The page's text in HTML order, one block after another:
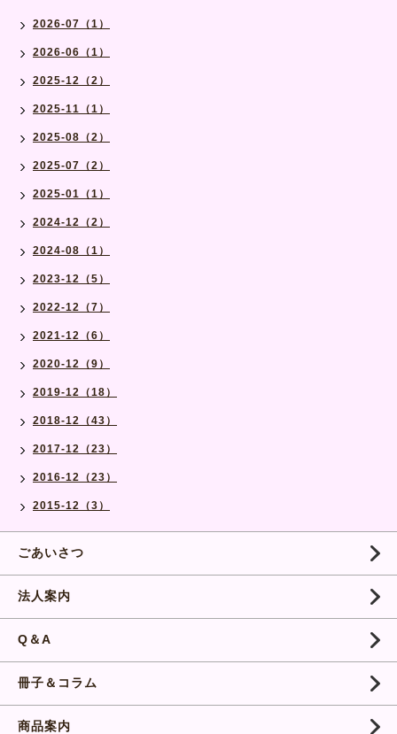
2026-07（1）
2026-06（1）
2025-12（2）
2025-11（1）
2025-08（2）
2025-07（2）
2025-01（1）
2024-12（2）
2024-08（1）
2023-12（5）
2022-12（7）
2021-12（6）
2020-12（9）
2019-12（18）
2018-12（43）
2017-12（23）
2016-12（23）
2015-12（3）
ごあいさつ
法人案内
Q＆A
冊子＆コラム
商品案内